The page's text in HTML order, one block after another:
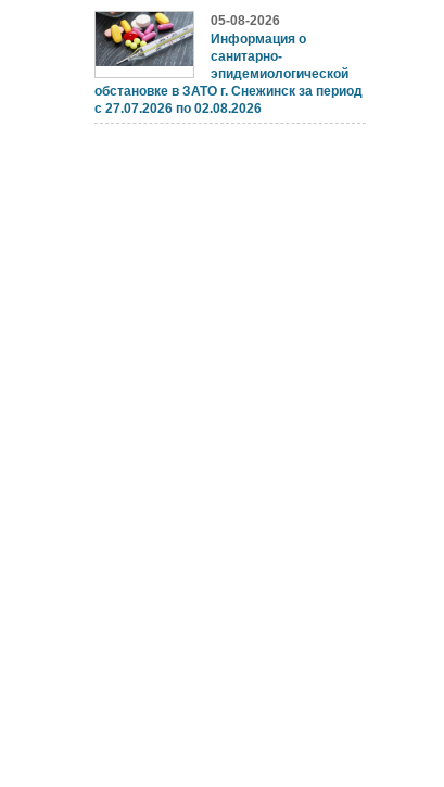
05-08-2026
Информация о
санитарно-
эпидемиологической
обстановке в ЗАТО г. Снежинск за период
с 27.07.2026 по 02.08.2026